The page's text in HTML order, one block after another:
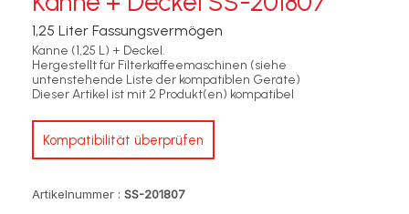
1,25 Liter Fassungsvermögen
Kanne (1,25 L) + Deckel.
Hergestellt für Filterkaffeemaschinen (siehe
untenstehende Liste der kompatiblen Geräte)
Dieser Artikel ist mit 2 Produkt(en) kompatibel
Kompatibilität überprüfen
Artikelnummer : SS-201807